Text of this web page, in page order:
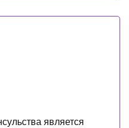
является